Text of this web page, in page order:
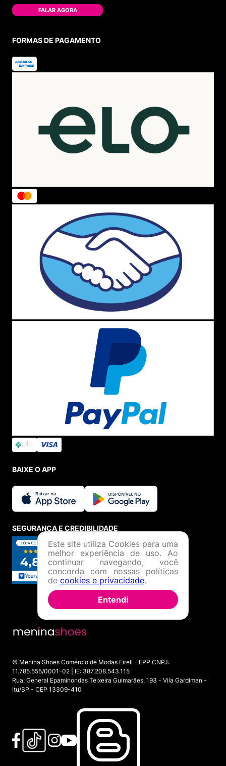
FALAR AGORA
FORMAS DE PAGAMENTO
BAIXE O APP
SEGURANÇA E CREDIBILIDADE
© Menina Shoes Comércio de Modas Eireli - EPP CNPJ:
11.785.555/0001-02 | IE: 387.208.543.115
Rua: General Epaminondas Teixeira Guimarães, 193 - Vila Gardiman -
Itu/SP - CEP 13309-410
Este site utiliza Cookies para uma
melhor experiência de uso. Ao
continuar navegando, você
concorda com nossas políticas
de cookies e privacidade.
Entendi